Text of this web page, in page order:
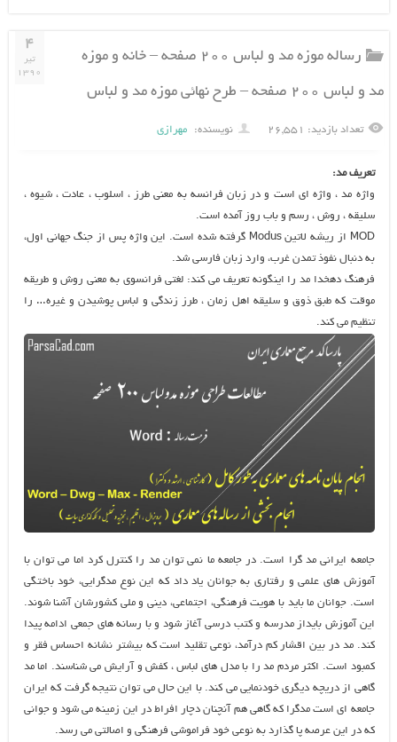
۴
تیر
۱۳۹۰
رساله موزه مد و لباس ۲۰۰ صفحه – خانه و موزه
مد و لباس ۲۰۰ صفحه – طرح نهائی موزه مد و لباس
تعداد بازدید: ۲۶,۵۵۱ نویسنده: مهرازی
تعریف مد:
واژه مد ، واژه ای است و در زبان فرانسه به معنی طرز ، اسلوب ، عادت ، شیوه ،
سلیقه ، روش ، رسم و باب روز آمده است.
MOD از ریشه لاتین Modus گرفته شده است. این واژه پس از جنگ جهانی اول،
به دنبال نفوذ تمدن غرب، وارد زبان فارسی شد.
فرهنگ دهخدا مد را اینگونه تعریف می کند: لغتی فرانسوی به معنی روش و طریقه
موقت که طبق ذوق و سلیقه اهل زمان ، طرز زندگی و لباس پوشیدن و غیره… را
تنظیم می کند.
جامعه ایرانی مد گرا است. در جامعه ما نمی توان مد را کنترل کرد اما می توان با
آموزش های علمی و رفتاری به جوانان یاد داد که این نوع مدگرایی، خود باختگی
است. جوانان ما باید با هویت فرهنگی، اجتماعی، دینی و ملی کشورشان آشنا شوند.
این آموزش بایداز مدرسه و کتب درسی آغاز شود و با رسانه های جمعی ادامه پیدا
کند. مد در بین اقشار کم درآمد، نوعی تقلید است که بیشتر نشانه احساس فقر و
کمبود است. اکثر مردم مد را با مدل های لباس ، کفش و آرایش می شناسند. اما مد
گاهی از دریچه دیگری خودنمایی می کند. با این حال می توان نتیجه گرفت که ایران
جامعه ای است مدگرا که گاهی هم آنچنان دچار افراط در این زمینه می شود و جوانی
که در این عرصه پا گذارد به نوعی خود فراموشی فرهنگی و اصالتی می رسد.